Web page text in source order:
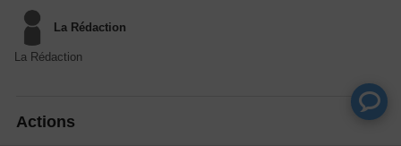
La Rédaction
La Rédaction
Actions